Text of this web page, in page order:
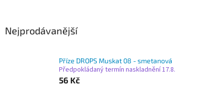
Nejprodávanější
Příze DROPS Muskat 08 - smetanová
Předpokládaný termín naskladnění 17.8.
56 Kč